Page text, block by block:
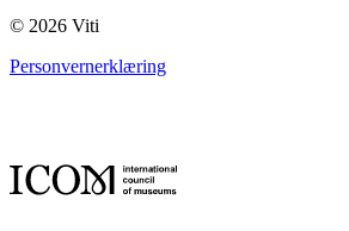
© 2026 Viti
Personvernerklæring